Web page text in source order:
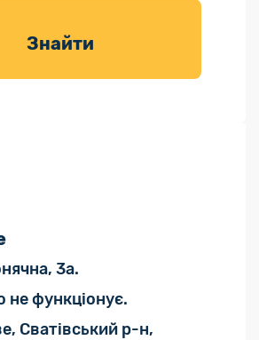
Знайти
3а.
не функціонує.
Сватівський р-н,